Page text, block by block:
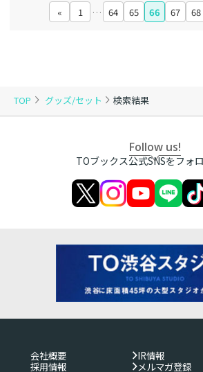
TOP グッズ/セット 検索結果
« 1 … 64 65 66 67 68
Follow us!
TOブックス公式SNSをフォ
会社概要
IR情報
採用情報
メルマガ登録